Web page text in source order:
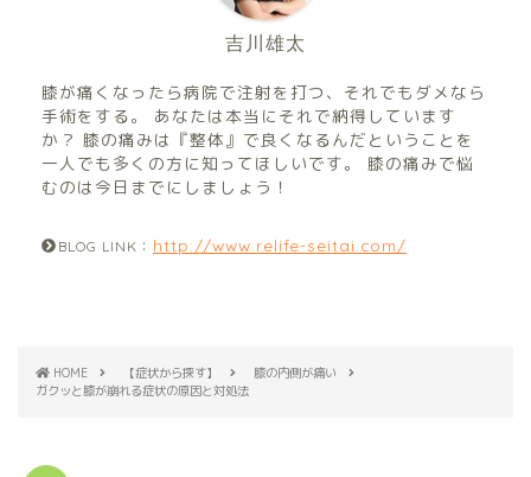
吉川雄太
膝が痛くなったら病院で注射を打つ、それでもダメなら
手術をする。 あなたは本当にそれで納得しています
か？ 膝の痛みは『整体』で良くなるんだということを
一人でも多くの方に知ってほしいです。 膝の痛みで悩
むのは今日までにしましょう！
BLOG LINK： http://www.relife-seitai.com/
HOME 【症状から探す】
膝の内側が痛い
ガクッと膝が崩れる症状の原因と対処法